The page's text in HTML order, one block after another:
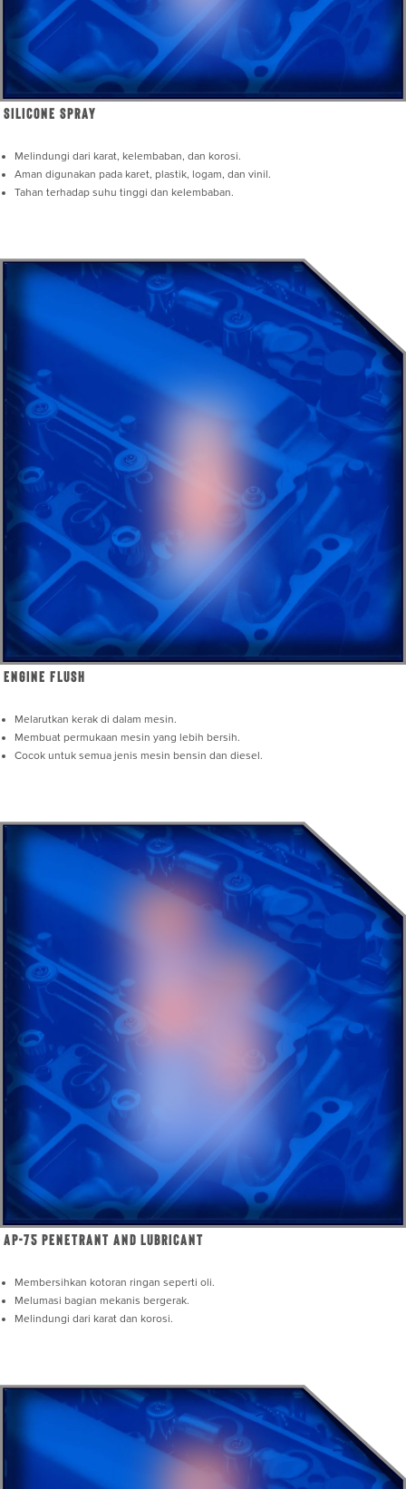
Silicone Spray
Melindungi dari karat, kelembaban, dan korosi.
Aman digunakan pada karet, plastik, logam, dan vinil.
Tahan terhadap suhu tinggi dan kelembaban.
Engine Flush
Melarutkan kerak di dalam mesin.
Membuat permukaan mesin yang lebih bersih.
Cocok untuk semua jenis mesin bensin dan diesel.
AP-75 Penetrant and Lubricant
Membersihkan kotoran ringan seperti oli.
Melumasi bagian mekanis bergerak.
Melindungi dari karat dan korosi.